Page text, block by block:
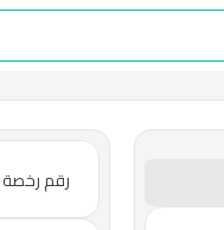
رقم